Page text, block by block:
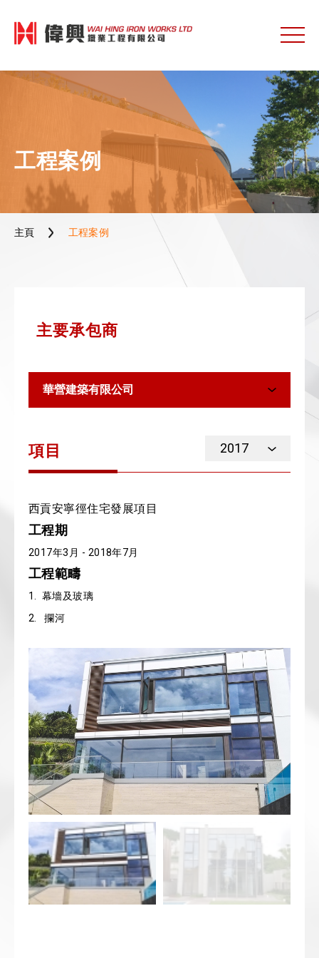
工程案例
主頁 工程案例
主要承包商
華營建築有限公司
項目 2017
西貢安寧徑住宅發展項目
工程期
2017年3月 - 2018年7月
工程範疇
1. 幕墻及玻璃
2. 攔河